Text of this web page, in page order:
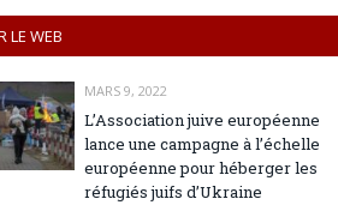
LE WEB
MARS 9, 2022
L’Association juive européenne
lance une campagne à l’échelle
européenne pour héberger les
réfugiés juifs d’Ukraine